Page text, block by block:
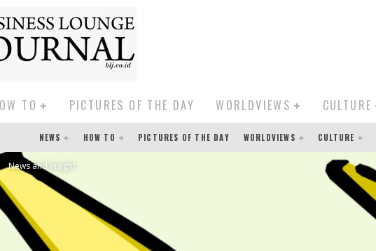
TO PICTURES OF THE DAY WORLDVIEWS CULTURE
NEWS HOW TO PICTURES OF THE DAY WORLDVIEWS CULTURE
News and Insight